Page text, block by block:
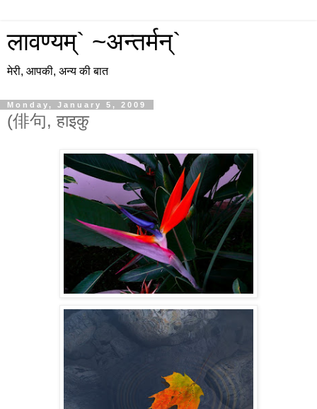
लावण्यम्` ~अन्तर्मन्`
मेरी, आपकी, अन्य की बात
Monday, January 5, 2009
(俳句, हाइकु